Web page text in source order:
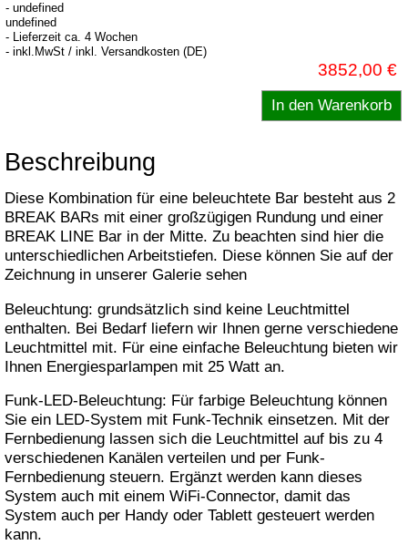
- undefined
undefined
- Lieferzeit ca. 4 Wochen
- inkl.MwSt / inkl. Versandkosten (DE)
3852,00 €
Beschreibung
Diese Kombination für eine beleuchtete Bar besteht aus 2
BREAK BARs mit einer großzügigen Rundung und einer
BREAK LINE Bar in der Mitte. Zu beachten sind hier die
unterschiedlichen Arbeitstiefen. Diese können Sie auf der
Zeichnung in unserer Galerie sehen
Beleuchtung: grundsätzlich sind keine Leuchtmittel
enthalten. Bei Bedarf liefern wir Ihnen gerne verschiedene
Leuchtmittel mit. Für eine einfache Beleuchtung bieten wir
Ihnen Energiesparlampen mit 25 Watt an.
Funk-LED-Beleuchtung: Für farbige Beleuchtung können
Sie ein LED-System mit Funk-Technik einsetzen. Mit der
Fernbedienung lassen sich die Leuchtmittel auf bis zu 4
verschiedenen Kanälen verteilen und per Funk-
Fernbedienung steuern. Ergänzt werden kann dieses
System auch mit einem WiFi-Connector, damit das
System auch per Handy oder Tablett gesteuert werden
kann.